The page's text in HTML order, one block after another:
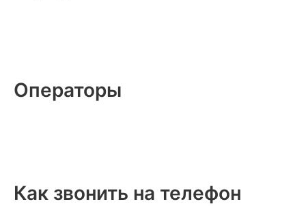
Операторы
Как звонить на телефон